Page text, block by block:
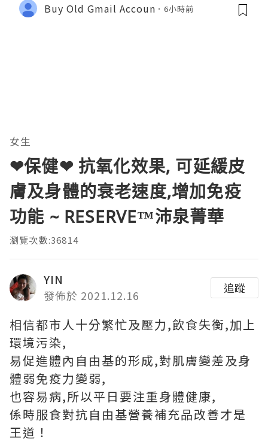
Buy Old Gmail Accoun 6小時前
女生
❤保健❤ 抗氧化效果, 可延緩皮
膚及身體的衰老速度,增加免疫
功能 ~ RESERVE™沛泉菁華
瀏覽次數:36814
YIN
發佈於 2021.12.16
追蹤
相信都市人十分繁忙及壓力,飲食失衡,加上
環境污染,
易促進體內自由基的形成,對肌膚變差及身
體弱免疫力變弱,
也容易病,所以平日要注重身體健康,
係時服食對抗自由基營養補充品改善才是
王道！